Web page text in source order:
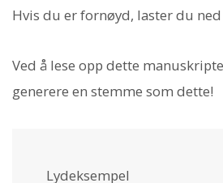
Hvis du er fornøyd, laster du
Ved å lese opp dette
generere en stemme som dette!
Lydeksempel